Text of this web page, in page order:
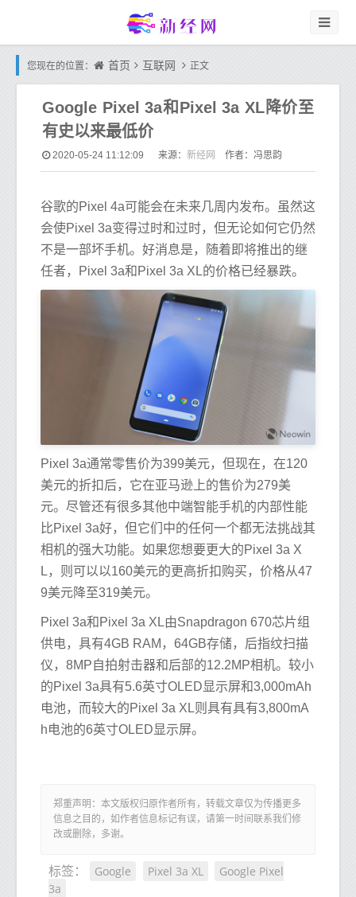
您现在的位置： 首页 互联网 正文
Google Pixel 3a和Pixel 3a XL降价至
有史以来最低价
2020-05-24 11:12:09 来源： 新经网 作者：冯思韵
谷歌的Pixel 4a可能会在未来几周内发布。虽然这
会使Pixel 3a变得过时和过时，但无论如何它仍然
不是一部坏手机。好消息是，随着即将推出的继
任者，Pixel 3a和Pixel 3a XL的价格已经暴跌。
Pixel 3a通常零售价为399美元，但现在，在120
美元的折扣后，它在亚马逊上的售价为279美
元。尽管还有很多其他中端智能手机的内部性能
比Pixel 3a好，但它们中的任何一个都无法挑战其
相机的强大功能。如果您想要更大的Pixel 3a X
L，则可以以160美元的更高折扣购买，价格从47
9美元降至319美元。
Pixel 3a和Pixel 3a XL由Snapdragon 670芯片组
供电，具有4GB RAM，64GB存储，后指纹扫描
仪，8MP自拍射击器和后部的12.2MP相机。较小
的Pixel 3a具有5.6英寸OLED显示屏和3,000mAh
电池，而较大的Pixel 3a XL则具有具有3,800mA
h电池的6英寸OLED显示屏。
郑重声明：本文版权归原作者所有，转载文章仅为传播更多
信息之目的，如作者信息标记有误，请第一时间联系我们修
改或删除，多谢。
标签： Google Pixel 3a XL
Google Pixel
3a